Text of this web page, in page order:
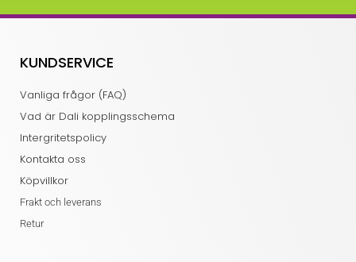
KUNDSERVICE
Vanliga frågor (FAQ)
Vad är Dali kopplingsschema
Intergritetspolicy
Kontakta oss
Köpvillkor
Frakt och leverans
Retur